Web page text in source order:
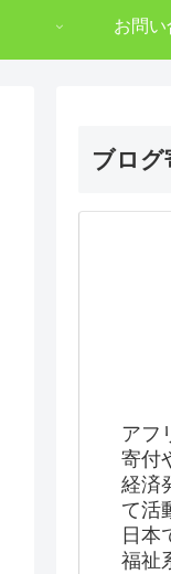
お問
ブログ
アフ
寄付
経済
て活
日本
福祉